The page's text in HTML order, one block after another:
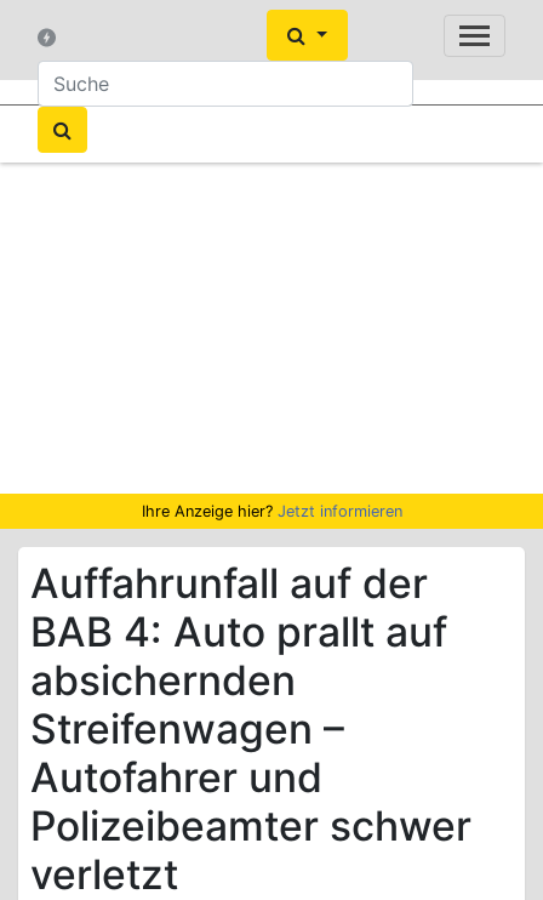
Ihre Anzeige hier? Jetzt informieren
Auffahrunfall auf der
BAB 4: Auto prallt auf
absichernden
Streifenwagen –
Autofahrer und
Polizeibeamter schwer
verletzt